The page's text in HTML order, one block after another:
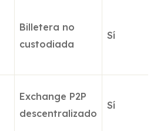
Billetera no
custodiada
Sí
Exchange P2P
descentralizado
Sí